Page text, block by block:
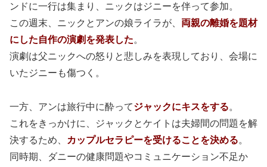
ンドに一行は集まり、ニックはジニーを伴って参加。
この週末、ニックとアンの娘ライラが、 両親の離婚を題材
にした自作の演劇を発表した
演劇は父ニックへの怒りと悲しみを表現しており、会場に
いたジニーも傷つく。
一方、アンは旅行中に酔ってジャックにキスをする
これをきっかけに、ジャックとケイトは夫婦間の問題を解
決するため、
カップルセラピーを受けることを決める
同時期、ダニーの健康問題やコミュニケーション不足か